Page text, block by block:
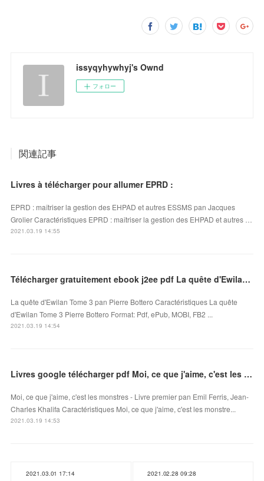
issyqyhywhyj's Ownd
フォロー
関連記事
Livres à télécharger pour allumer EPRD :
EPRD : maîtriser la gestion des EHPAD et autres ESSMS pan Jacques
Grolier Caractéristiques EPRD : maîtriser la gestion des EHPAD et autres …
2021.03.19 14:55
Télécharger gratuitement ebook j2ee pdf La quête d'Ewilan Tome 3 9782367623269 MOBI CHM
La quête d'Ewilan Tome 3 pan Pierre Bottero Caractéristiques La quête
d'Ewilan Tome 3 Pierre Bottero Format: Pdf, ePub, MOBI, FB2 ...
2021.03.19 14:54
Livres google télécharger pdf Moi, ce que j'aime, c'est les monstres - Livre premier
Moi, ce que j'aime, c'est les monstres - Livre premier pan Emil Ferris, Jean-
Charles Khalifa Caractéristiques Moi, ce que j'aime, c'est les monstre...
2021.03.19 14:53
2021.03.01 17:14 2021.02.28 09:28